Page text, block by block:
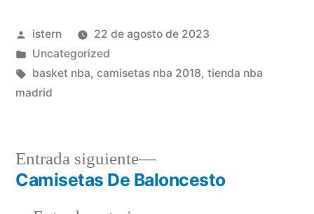
Publicado
por
istern
22 de agosto de 2023
Publicado
en
Uncategorized
Etiquetas:
basket nba, camisetas nba 2018, tienda nba
madrid
Navegación
Entrada siguiente
Entrada
siguiente:
Camisetas De Baloncesto